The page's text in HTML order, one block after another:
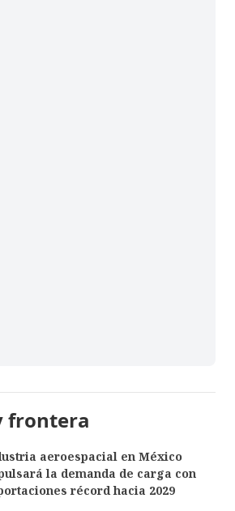
frontera
aeroespacial en México
la demanda de carga con
récord hacia 2029